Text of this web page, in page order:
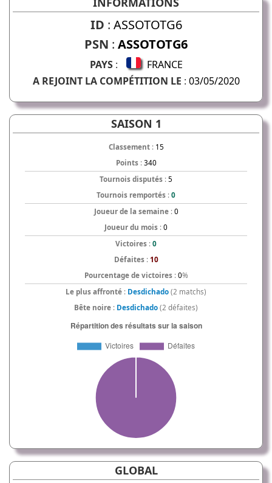
ID : ASSOTOTG6
PSN : ASSOTOTG6
PAYS:
FRANCE
A REJOINT LA COMPÉTITION LE : 03/05/2020
SAISON 1
Classement: 15
Points: 340
Tournois disputés : 5
Tournois remportés : 0
Joueur de la semaine: 0
Joueur du mois : 0
Victoires : 0
Défaites: 10
Pourcentage de victoires: 0%
Le plus affronté : Desdichado (2 matchs)
Bête noire : Desdichado (2 défaites)
GLOBAL